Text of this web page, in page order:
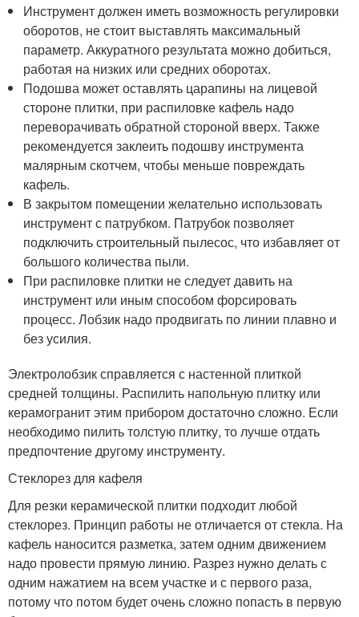
Инструмент должен иметь возможность регулировки
оборотов, не стоит выставлять максимальный
параметр. Аккуратного результата можно добиться,
работая на низких или средних оборотах.
Подошва может оставлять царапины на лицевой
стороне плитки, при распиловке кафель надо
переворачивать обратной стороной вверх. Также
рекомендуется заклеить подошву инструмента
малярным скотчем, чтобы меньше повреждать
кафель.
В закрытом помещении желательно использовать
инструмент с патрубком. Патрубок позволяет
подключить строительный пылесос, что избавляет от
большого количества пыли.
При распиловке плитки не следует давить на
инструмент или иным способом форсировать
процесс. Лобзик надо продвигать по линии плавно и
без усилия.
Электролобзик справляется с настенной плиткой
средней толщины. Распилить напольную плитку или
керамогранит этим прибором достаточно сложно. Если
необходимо пилить толстую плитку, то лучше отдать
предпочтение другому инструменту.
Стеклорез для кафеля
Для резки керамической плитки подходит любой
стеклорез. Принцип работы не отличается от стекла. На
кафель наносится разметка, затем одним движением
надо провести прямую линию. Разрез нужно делать с
одним нажатием на всем участке и с первого раза,
потому что потом будет очень сложно попасть в первую